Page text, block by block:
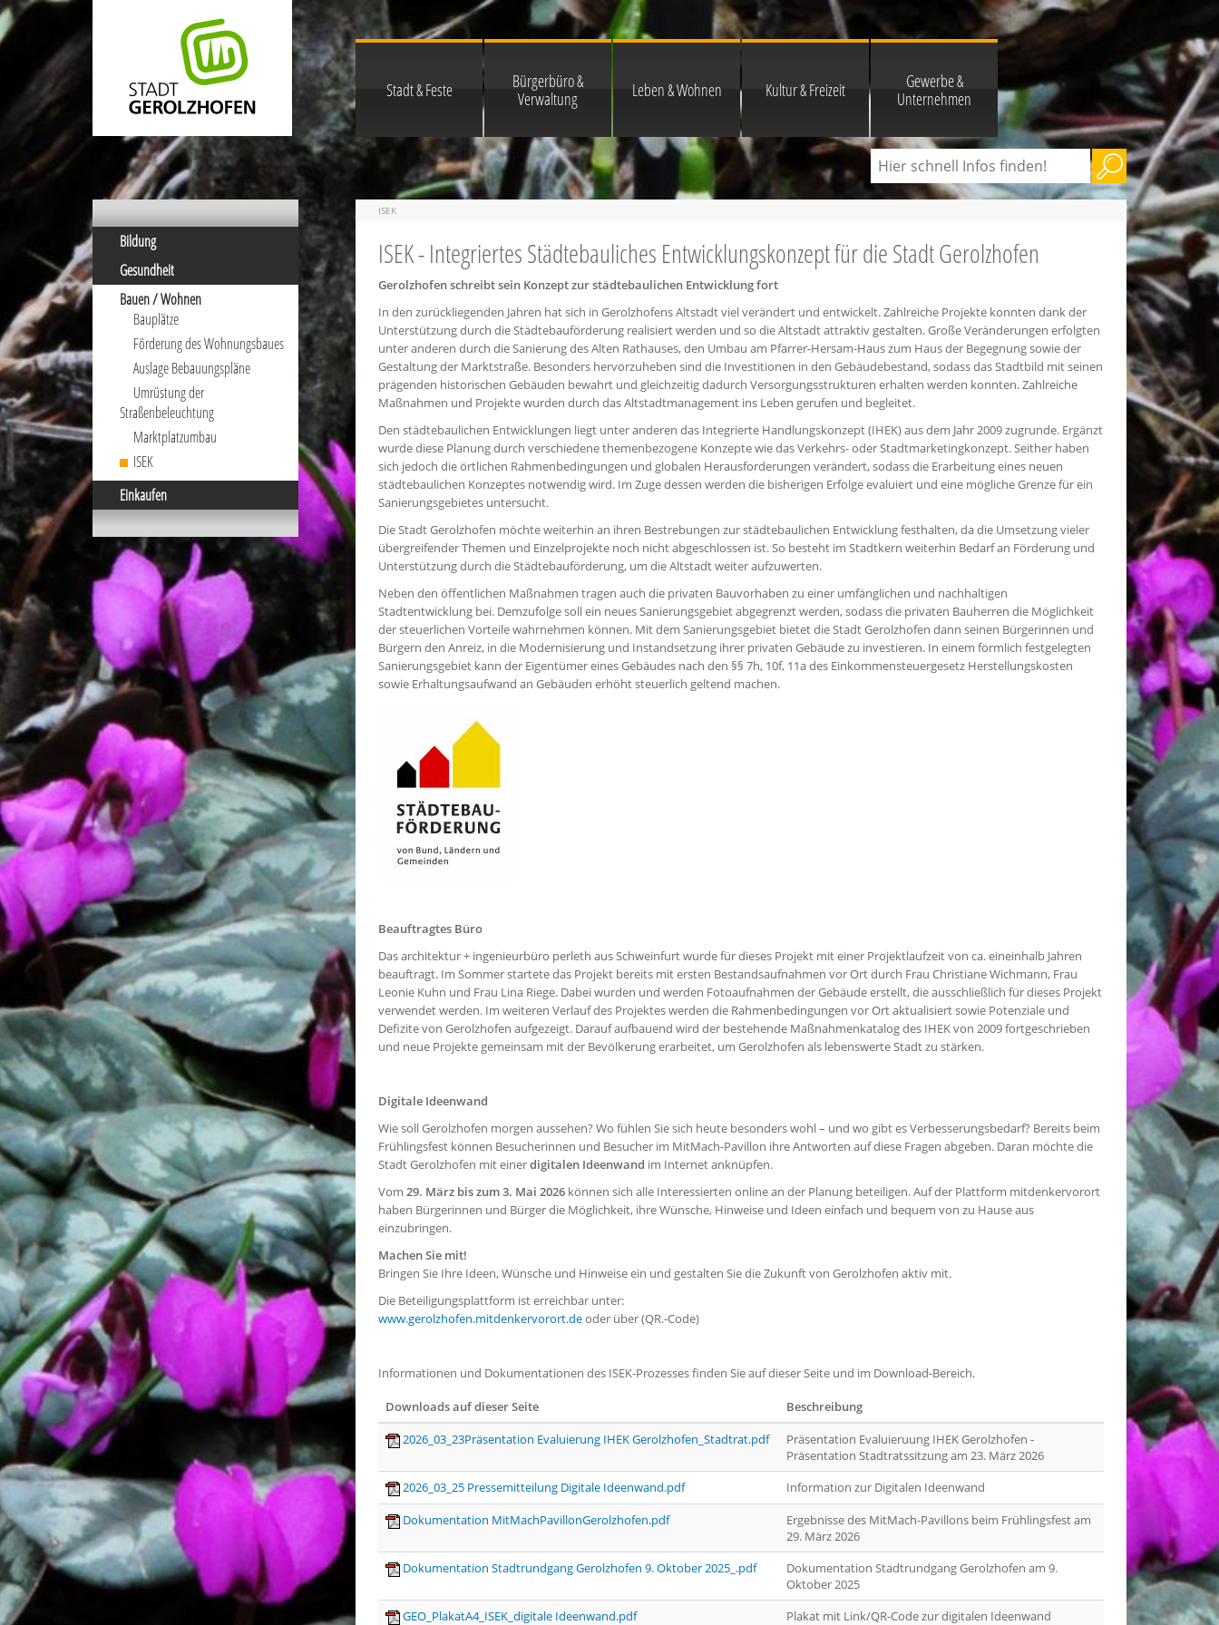
Stadt & Feste
Bürgerbüro &
Verwaltung
Leben & Wohnen Kultur & Freizeit
Gewerbe &
Unternehmen
Bildung
Gesundheit
Bauen / Wohnen
Bauplätze
Förderung des Wohnungsbaues
Auslage Bebauungspläne
Umrüstung der
Straßenbeleuchtung
Marktplatzumbau
ISEK
Einkaufen
ISEK
ISEK - Integriertes Städtebauliches Entwicklungskonzept für die Stadt Gerolzhofen
Gerolzhofen schreibt sein Konzept zur städtebaulichen Entwicklung fort
In den zurückliegenden Jahren hat sich in Gerolzhofens Altstadt viel verändert und entwickelt. Zahlreiche Projekte konnten dank der
Unterstützung durch die Städtebauförderung realisiert werden und so die Altstadt attraktiv gestalten. Große Veränderungen erfolgten
unter anderen durch die Sanierung des Alten Rathauses, den Umbau am Pfarrer-Hersam-Haus zum Haus der Begegnung sowie der
Gestaltung der Marktstraße. Besonders hervorzuheben sind die Investitionen in den Gebäudebestand, sodass das Stadtbild mit seinen
prägenden historischen Gebäuden bewahrt und gleichzeitig dadurch Versorgungsstrukturen erhalten werden konnten. Zahlreiche
Maßnahmen und Projekte wurden durch das Altstadtmanagement ins Leben gerufen und begleitet.
Den städtebaulichen Entwicklungen liegt unter anderen das Integrierte Handlungskonzept (IHEK) aus dem Jahr 2009 zugrunde. Ergänzt
wurde diese Planung durch verschiedene themenbezogene Konzepte wie das Verkehrs- oder Stadtmarketingkonzept. Seither haben
sich jedoch die örtlichen Rahmenbedingungen und globalen Herausforderungen verändert, sodass die Erarbeitung eines neuen
städtebaulichen Konzeptes notwendig wird. Im Zuge dessen werden die bisherigen Erfolge evaluiert und eine mögliche Grenze für ein
Sanierungsgebietes untersucht.
Die Stadt Gerolzhofen möchte weiterhin an ihren Bestrebungen zur städtebaulichen Entwicklung festhalten, da die Umsetzung vieler
übergreifender Themen und Einzelprojekte noch nicht abgeschlossen ist. So besteht im Stadtkern weiterhin Bedarf an Förderung und
Unterstützung durch die Städtebauförderung, um die Altstadt weiter aufzuwerten.
Neben den öffentlichen Maßnahmen tragen auch die privaten Bauvorhaben zu einer umfänglichen und nachhaltigen
Stadtentwicklung bei. Demzufolge soll ein neues Sanierungsgebiet abgegrenzt werden, sodass die privaten Bauherren die Möglichkeit
der steuerlichen Vorteile wahrnehmen können. Mit dem Sanierungsgebiet bietet die Stadt Gerolzhofen dann seinen Bürgerinnen und
Bürgern den Anreiz, in die Modernisierung und Instandsetzung ihrer privaten Gebäude zu investieren. In einem förmlich festgelegten
Sanierungsgebiet kann der Eigentümer eines Gebäudes nach den §§ 7h, 10f, 11a des Einkommensteuergesetz Herstellungskosten
sowie Erhaltungsaufwand an Gebäuden erhöht steuerlich geltend machen.
Beauftragtes Büro
Das architektur + ingenieurbüro perleth aus Schweinfurt wurde für dieses Projekt mit einer Projektlaufzeit von ca. eineinhalb Jahren
beauftragt. Im Sommer startete das Projekt bereits mit ersten Bestandsaufnahmen vor Ort durch Frau Christiane Wichmann, Frau
Leonie Kuhn und Frau Lina Riege. Dabei wurden und werden Fotoaufnahmen der Gebäude erstellt, die ausschließlich für dieses Projekt
verwendet werden. Im weiteren Verlauf des Projektes werden die Rahmenbedingungen vor Ort aktualisiert sowie Potenziale und
Defizite von Gerolzhofen aufgezeigt. Darauf aufbauend wird der bestehende Maßnahmenkatalog des IHEK von 2009 fortgeschrieben
und neue Projekte gemeinsam mit der Bevölkerung erarbeitet, um Gerolzhofen als lebenswerte Stadt zu stärken.
Digitale Ideenwand
Wie soll Gerolzhofen morgen aussehen? Wo fühlen Sie sich heute besonders wohl – und wo gibt es Verbesserungsbedarf? Bereits beim
Frühlingsfest können Besucherinnen und Besucher im MitMach-Pavillon ihre Antworten auf diese Fragen abgeben. Daran möchte die
Stadt Gerolzhofen mit einerdigitalen Ideenwand im Internet anknüpfen.
Vom 29. März bis zum 3. Mai 2026 können sich alle Interessierten online an der Planung beteiligen. Auf der Plattform mitdenkervorort
haben Bürgerinnen und Bürger die Möglichkeit, ihre Wünsche, Hinweise und Ideen einfach und bequem von zu Hause aus
einzubringen.
Machen Sie mit!
Bringen Sie Ihre Ideen, Wünsche und Hinweise ein und gestalten Sie die Zukunft von Gerolzhofen aktiv mit.
Die Beteiligungsplattform ist erreichbar unter:
www.gerolzhofen.mitdenkervorort.deoder über (QR.-Code)
Informationen und Dokumentationen des ISEK-Prozesses finden Sie auf dieser Seite und im Download-Bereich.
Downloads auf dieser Seite
Beschreibung
2026_03_23Präsentation Evaluierung IHEK Gerolzhofen_Stadtrat.pdf
Präsentation Evaluieruung IHEK Gerolzhofen -
Präsentation Stadtratssitzung am 23. März 2026
2026_03_25 Pressemitteilung Digitale Ideenwand.pdf
Information zur Digitalen Ideenwand
Dokumentation MitMachPavillonGerolzhofen.pdf
Ergebnisse des MitMach-Pavillons beim Frühlingsfest am
29. März 2026
Dokumentation Stadtrundgang Gerolzhofen 9. Oktober 2025_.pdf
Dokumentation Stadtrundgang Gerolzhofen am 9.
Oktober 2025
GEO_PlakatA4_ISEK_digitale Ideenwand.pdf
Plakat mit Link/QR-Code zur digitalen Ideenwand